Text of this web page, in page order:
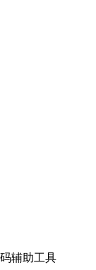
辅助工具